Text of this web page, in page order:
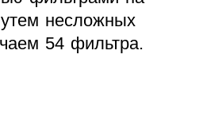
несложных
54 фильтра.